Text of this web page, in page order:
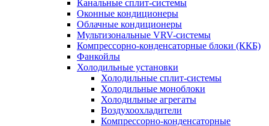
Канальные сплит-системы
Оконные кондиционеры
Облачные кондиционеры
Мультизональные VRV-системы
Компрессорно-конденсаторные блоки (ККБ)
Фанкойлы
Холодильные установки
Холодильные сплит-системы
Холодильные моноблоки
Холодильные агрегаты
Воздухоохладители
Компрессорно-конденсаторные